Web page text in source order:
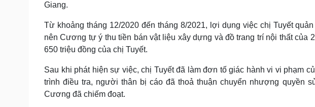
Giang.
Từ khoảng tháng 12/2020 đến tháng 8/2021, lợi dụng việc chị Tuyết
nên Cương tự ý thu tiền bán vật liệu xây dựng và đồ trang trí nội thất của
650 triệu đồng của chị Tuyết.
Sau khi phát hiện sự việc, chị Tuyết đã làm đơn tố giác hành vi vi phạm
trình điều tra, người thân bị cáo đã thoả thuận chuyển nhượng quyền
Cương đã chiếm đoạt.